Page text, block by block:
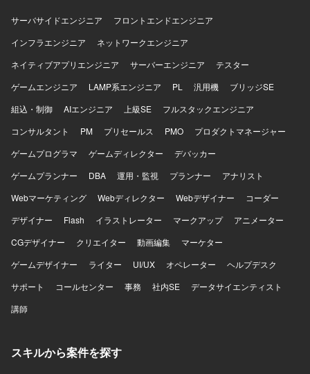
サーバサイドエンジニア
フロントエンドエンジニア
インフラエンジニア
ネットワークエンジニア
ネイティブアプリエンジニア
サーバーエンジニア
テスター
ゲームエンジニア
LAMP系エンジニア PL 汎用機
ブリッジSE
組込・制御
AIエンジニア 上級SE
フルスタックエンジニア
コンサルタント
PM プリセールス PMO
プロダクトマネージャー
ゲームプログラマ
ゲームディレクター
デバッカー
ゲームプランナー
DBA 運用・監視 プランナー
アナリスト
Webマーケティング
Webディレクター Webデザイナー
コーダー
デザイナー
Flash イラストレーター マークアップ
アニメーター
CGデザイナー
クリエイター 動画編集
マーケター
ゲームデザイナー
ライター UI/UX オペレーター
ヘルプデスク
サポート
コールセンター 事務 社内SE
データサイエンティスト
講師
スキルから案件を探す